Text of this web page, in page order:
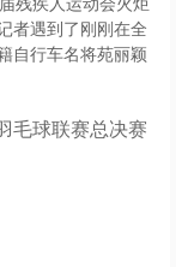
者遇到了刚刚在全
自行车名将苑丽颖